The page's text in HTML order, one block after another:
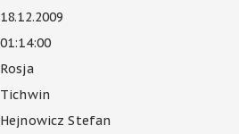
18.12.2009
01:14:00
Rosja
Tichwin
Hejnowicz Stefan